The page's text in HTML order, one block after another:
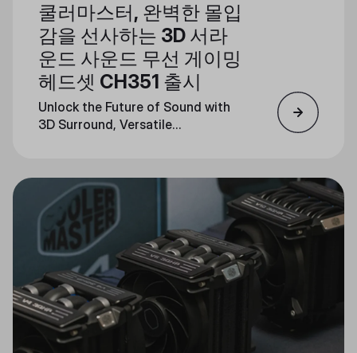
쿨러마스터, 완벽한 몰입
감을 선사하는 3D 서라
운드 사운드 무선 게이밍
헤드셋 CH351 출시
Unlock the Future of Sound with
3D Surround, Versatile